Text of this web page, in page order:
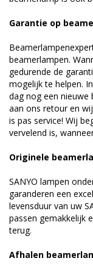
Garantie op
beamerlampen.
gedurende de
mogelijk te helpen.
dag nog een nieuwe
aan ons retour en
is pas service! Wij
vervelend is,
Originele
SANYO lampen
garanderen een
levensduur van uw
passen gemakkelijk
terug.
Afhalen